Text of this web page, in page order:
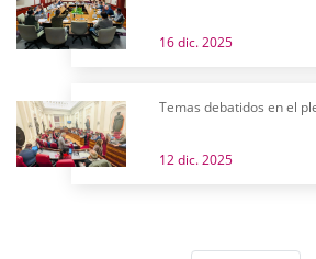
16 dic. 2025
Temas debatidos en el
12 dic. 2025